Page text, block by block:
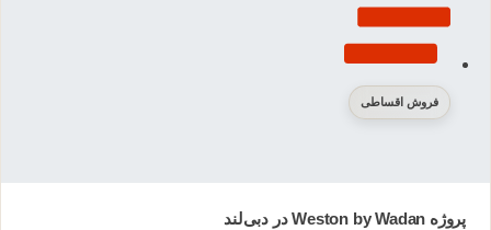
پروژه Weston by Wadan در دبی‌‌لند
فروش اقساطی